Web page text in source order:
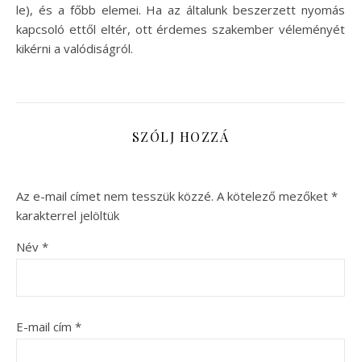
le), és a főbb elemei. Ha az általunk beszerzett nyomás
kapcsoló ettől eltér, ott érdemes szakember véleményét
kikérni a valódiságról.
SZÓLJ HOZZÁ
Az e-mail címet nem tesszük közzé. A kötelező mezőket *
karakterrel jelöltük
Név *
E-mail cím *